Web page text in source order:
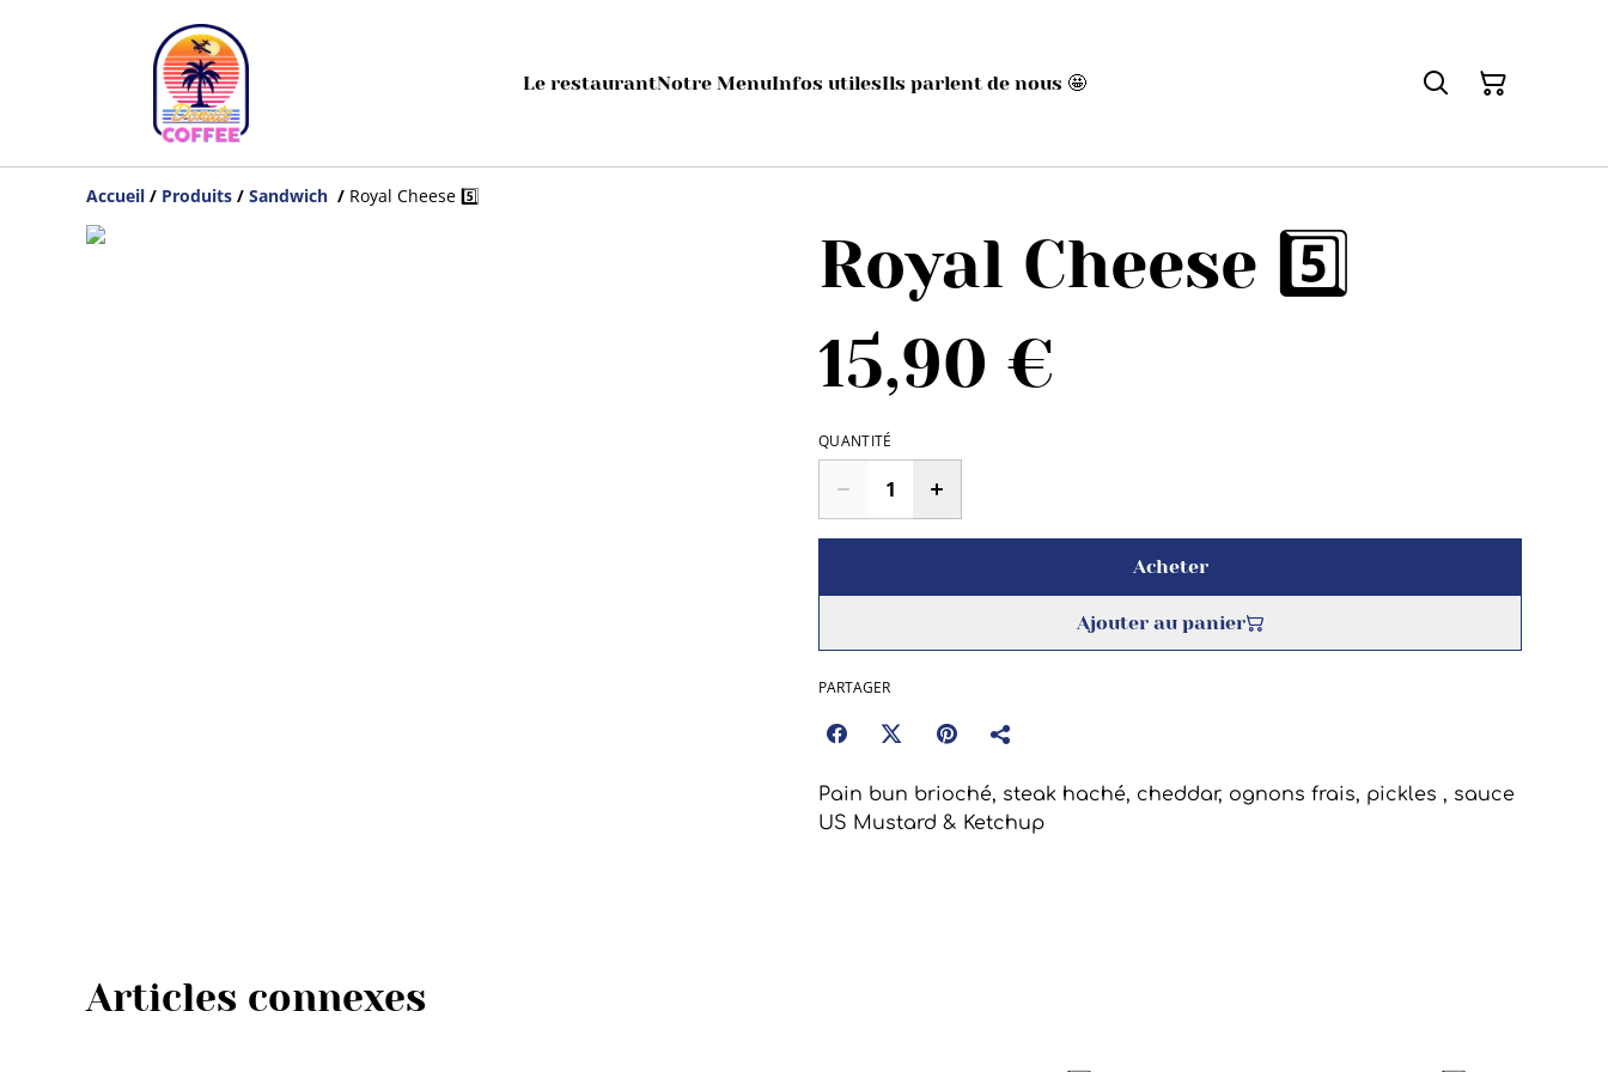
Le restaurantNotre MenuInfos utilesIls parlent de nous 🤩
Accueil / Produits / Sandwich / Royal Cheese 5️⃣
Royal Cheese 5️⃣
15,90 €
QUANTITÉ
Acheter
Ajouter au panier
PARTAGER
Pain bun brioché, steak haché, cheddar, ognons frais, pickles , sauce
US Mustard & Ketchup
Articles connexes